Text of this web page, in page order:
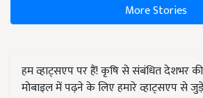
More Stories
हम व्हाट्सएप पर हैं! कृषि से संबंधित देशभर
मोबाइल में पढ़ने के लिए हमारे व्हाट्सएप से